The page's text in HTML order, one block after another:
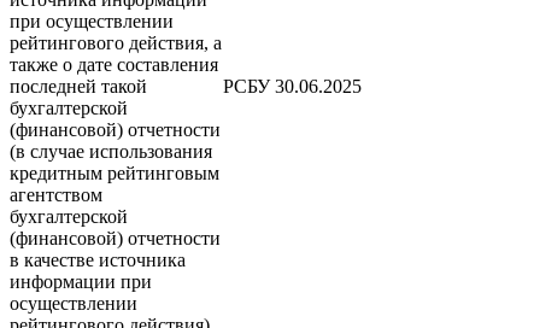
при осуществлении
рейтингового действия, а
также о дате составления
последней такой
бухгалтерской
(финансовой) отчетности
(в случае использования
кредитным рейтинговым
агентством
бухгалтерской
(финансовой) отчетности
в качестве источника
информации при
осуществлении
РСБУ 30.06.2025